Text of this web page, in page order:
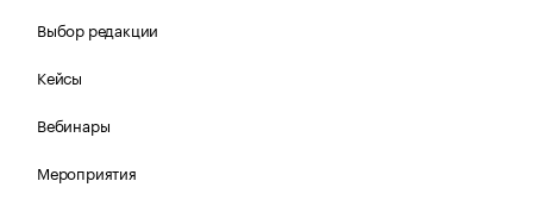
Выбор редакции
Кейсы
Вебинары
Мероприятия